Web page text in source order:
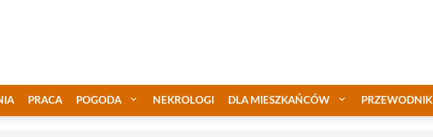
PRACA POGODA NEKROLOGI DLA MIESZKAŃCÓW PRZEWODNIK